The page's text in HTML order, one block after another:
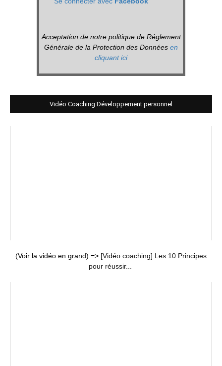
Acceptation de notre politique de Réglement
Générale de la Protection des Données en
cliquant ici
Vidéo Coaching Développement personnel
(Voir la vidéo en grand) => [Vidéo coaching] Les 10 Principes
pour réussir...